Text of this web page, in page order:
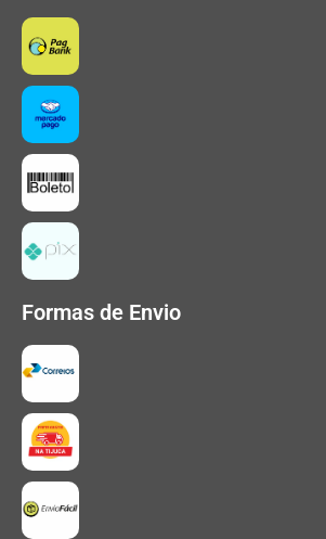
Formas de Envio